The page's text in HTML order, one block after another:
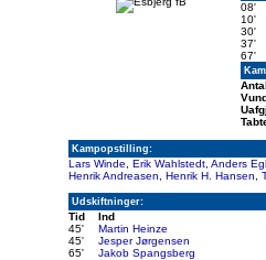
08'
10'
30'
37'
67'
Kampopstilling:
Lars Winde Erik Wahlstedt Anders
Henrik Andreasen
Henrik H. Hansen
Udskiftninger:
Tid
Ind
45'
Martin Heinze
45'
Jesper Jørgensen
65'
Jakob Spangsberg